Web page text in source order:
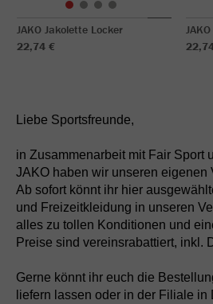
JAKO Jakolette Locker
22,74 €
Liebe Sportsfreunde,
in Zusammenarbeit mit Fair Sport
JAKO haben wir unseren eigenen
Ab sofort könnt ihr hier
und Freizeitkleidung in unseren
alles zu tollen Konditionen und
Preise sind vereinsrabattiert, inkl.
Gerne könnt ihr euch die
liefern lassen oder in der Filiale in